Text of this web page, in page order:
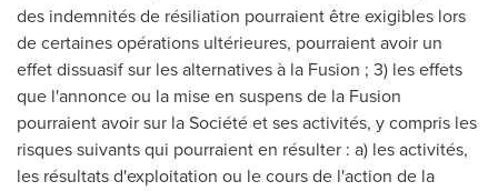
des indemnités de résiliation pourraient être exigibles lors
de certaines opérations ultérieures, pourraient avoir un
effet dissuasif sur les alternatives à la Fusion ; 3) les effets
que l'annonce ou la mise en suspens de la Fusion
pourraient avoir sur la Société et ses activités, y compris les
risques suivants qui pourraient en résulter : a) les activités,
les résultats d'exploitation ou le cours de l'action de la